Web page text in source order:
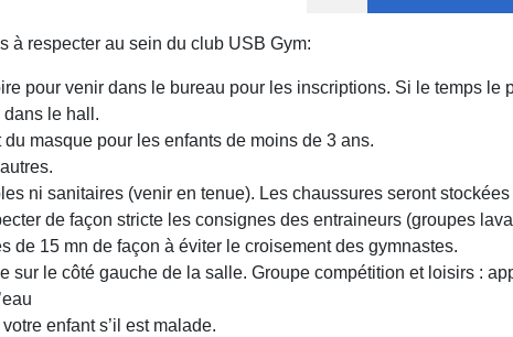
à respecter au sein du club USB Gym:
pour venir dans le bureau pour les inscriptions. Si le temps le
dans le hall.
masque pour les enfants de moins de 3 ans.
ni sanitaires (venir en tenue). Les chaussures seront
de façon stricte les consignes des entraineurs (groupes
de 15 mn de façon à éviter le croisement des gymnastes.
sur le côté gauche de la salle. Groupe compétition et loisirs :
enfant s’il est malade.